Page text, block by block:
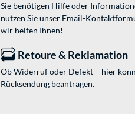
Sie benötigen Hilfe oder
nutzen Sie unser Email-
wir helfen Ihnen!
Retoure & Reklamation
Ob Widerruf oder Defekt – hier
Rücksendung beantragen.